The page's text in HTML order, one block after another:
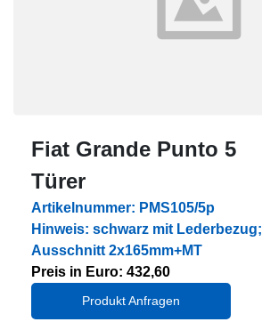
Fiat Grande Punto 5
Türer
Artikelnummer: PMS105/5p
Hinweis: schwarz mit Lederbezug;
Ausschnitt 2x165mm+MT
Preis in Euro: 432,60
Produkt Anfragen